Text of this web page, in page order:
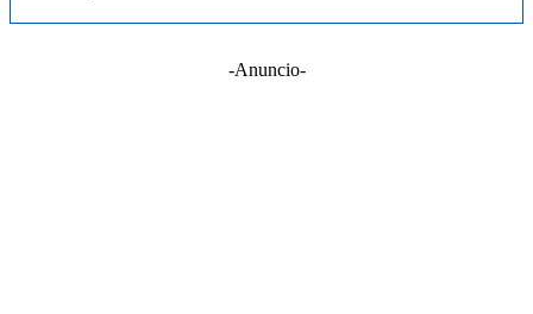
-Anuncio-